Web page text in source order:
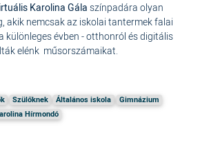
Karolina Gála színpadára olyan
akik nemcsak az iskolai tantermek falai
különleges évben - otthonról és digitális
elénk műsorszámaikat.
Szülőknek Általános iskola
Gimnázium
Hírmondó